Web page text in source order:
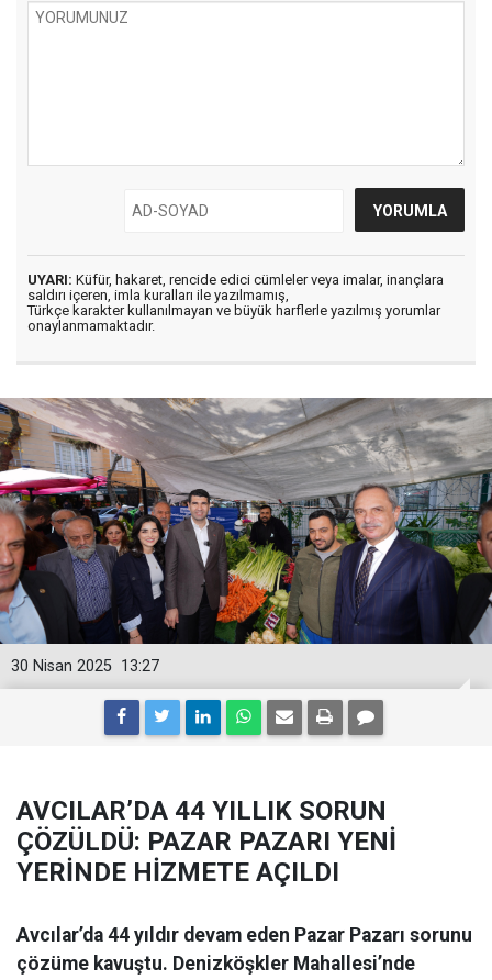
UYARI: Küfür, hakaret, rencide edici cümleler veya imalar, inançlara
saldırı içeren, imla kuralları ile yazılmamış,
Türkçe karakter kullanılmayan ve büyük harflerle yazılmış yorumlar
onaylanmamaktadır.
13:27
30 Nisan 2025
AVCILAR’DA 44 YILLIK SORUN
ÇÖZÜLDÜ: PAZAR PAZARI YENİ
YERİNDE HİZMETE AÇILDI
Avcılar’da 44 yıldır devam eden Pazar Pazarı sorunu
çözüme kavuştu. Denizköşkler Mahallesi’nde